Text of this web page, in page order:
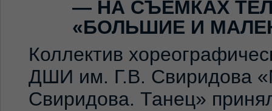
— НА СЪЁМКАХ
«БОЛЬШИЕ И
Коллектив
ДШИ им. Г.В. Свиридова
Свиридова. Танец»